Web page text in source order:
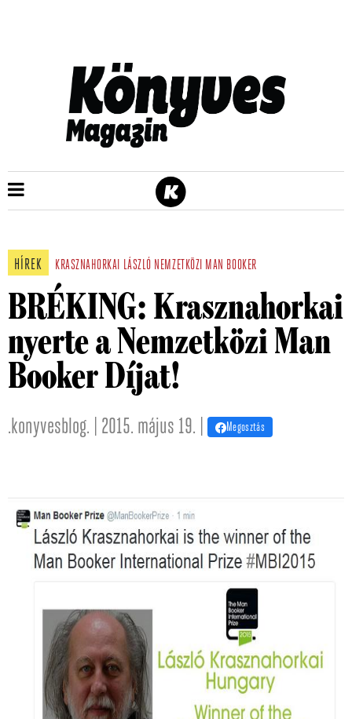
HÍREK KRASZNAHORKAI LÁSZLÓ NEMZETKÖZI MAN BOOKER
BRÉKING: Krasznahorkai
nyerte a Nemzetközi Man
Booker Díjat!
.konyvesblog. | 2015. május 19. | Megosztás